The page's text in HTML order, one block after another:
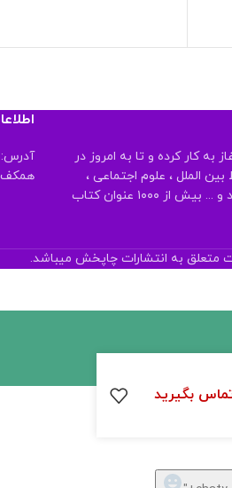
چاپخش از سال ۱۳۳۶ آغاز به کار کرده و تا به امروز در
الملل ، علوم اجتماعی ،
انتشار آثار دکتر شریعتی ، اقتصاد و ... بیش از ۱۰۰۰ عنوان کتاب
آدرس:
همکف تلفن:
به انتشارات چاپخش میباشد.
بگیرید